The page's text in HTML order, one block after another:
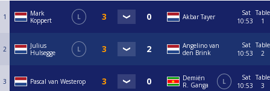
1
Mark
Koppert
L Akbar Tayer
Sat
10:53
Table
1
2
Julius
Hulsegge
L
Angelino van
den Brink
Sat
10:53
Table
2
3 Pascal van Westerop
Demiën
R. Ganga
L
Sat
10:53
Table
3